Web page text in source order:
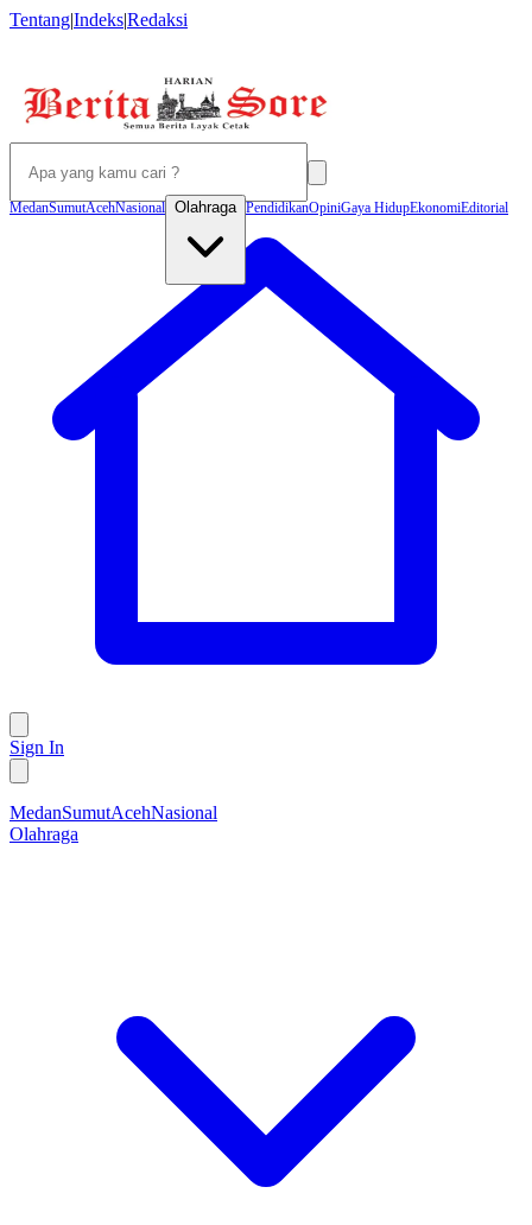
Tentang|Indeks|Redaksi
MedanSumutAcehNasional Olahraga PendidikanOpiniGaya HidupEkonomiEditorial
Sign In
MedanSumutAcehNasional
Olahraga